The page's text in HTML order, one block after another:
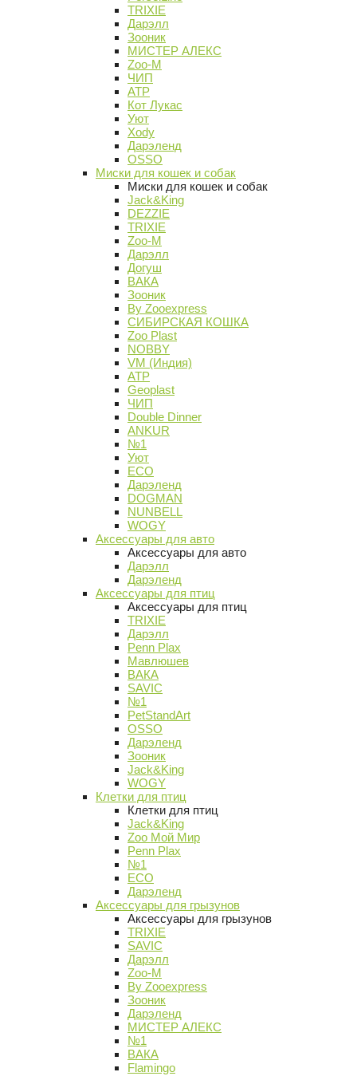
TRIXIE
Дарэлл
Зооник
МИСТЕР АЛЕКС
Zoo-M
ЧИП
АТР
Кот Лукас
Уют
Xody
Дарэленд
OSSO
Миски для кошек и собак
Миски для кошек и собак
Jack&King
DEZZIE
TRIXIE
Zoo-M
Дарэлл
Догуш
ВАКА
Зооник
By Zooexpress
СИБИРСКАЯ КОШКА
Zoo Plast
NOBBY
VM (Индия)
АТР
Geoplast
ЧИП
Double Dinner
ANKUR
№1
Уют
ECO
Дарэленд
DOGMAN
NUNBELL
WOGY
Аксессуары для авто
Аксессуары для авто
Дарэлл
Дарэленд
Аксессуары для птиц
Аксессуары для птиц
TRIXIE
Дарэлл
Penn Plax
Мавлюшев
ВАКА
SAVIC
№1
PetStandArt
OSSO
Дарэленд
Зооник
Jack&King
WOGY
Клетки для птиц
Клетки для птиц
Jack&King
Zoo Мой Мир
Penn Plax
№1
ECO
Дарэленд
Аксессуары для грызунов
Аксессуары для грызунов
TRIXIE
SAVIC
Дарэлл
Zoo-M
By Zooexpress
Зооник
Дарэленд
МИСТЕР АЛЕКС
№1
ВАКА
Flamingo